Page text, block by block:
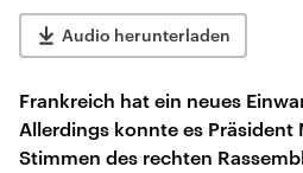
Audio herunterladen
Frankreich hat ein neues
Allerdings konnte es Präsident
Stimmen des rechten